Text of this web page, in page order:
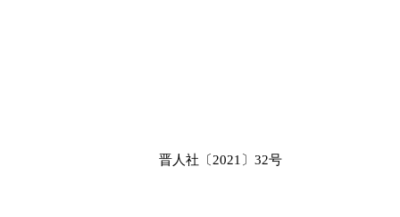
晋人社〔2021 〕 32号